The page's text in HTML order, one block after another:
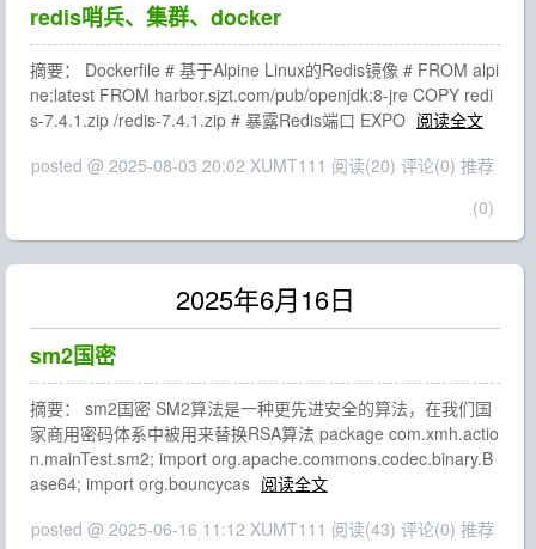
redis哨兵、集群、docker
摘要： Dockerfile # 基于Alpine Linux的Redis镜像 # FROM alpi
ne:latest FROM harbor.sjzt.com/pub/openjdk:8-jre COPY redi
s-7.4.1.zip /redis-7.4.1.zip # 暴露Redis端口 EXPO 阅读全文
posted @ 2025-08-03 20:02 XUMT111 阅读(20) 评论(0) 推荐
(0)
2025年6月16日
sm2国密
摘要： sm2国密 SM2算法是一种更先进安全的算法，在我们国
家商用密码体系中被用来替换RSA算法 package com.xmh.actio
n.mainTest.sm2; import org.apache.commons.codec.binary.B
ase64; import org.bouncycas 阅读全文
posted @ 2025-06-16 11:12 XUMT111 阅读(43) 评论(0) 推荐